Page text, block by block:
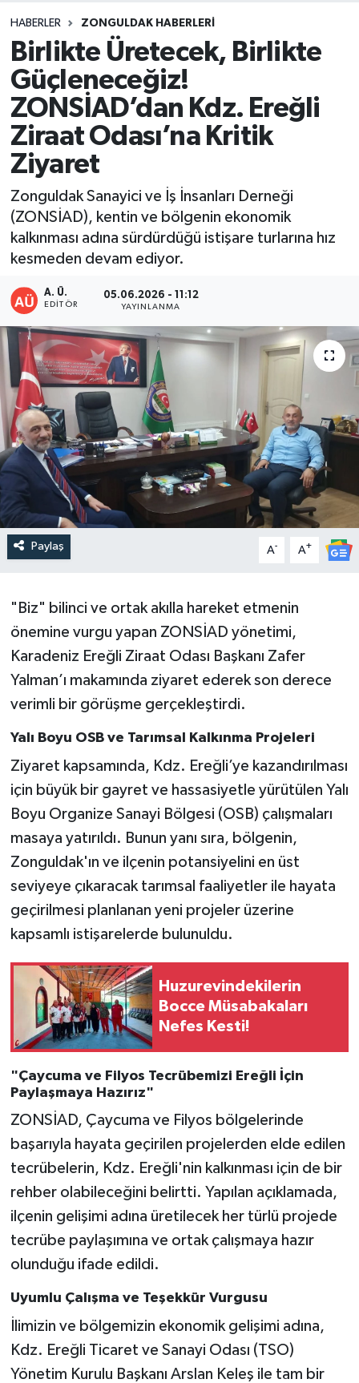
HABERLER ZONGULDAK HABERLERI
Birlikte Üretecek, Birlikte
Güçleneceğiz!
ZONSİAD’dan Kdz. Ereğli
Ziraat Odası’na Kritik
Ziyaret
Zonguldak Sanayici ve İş İnsanları Derneği
(ZONSİAD), kentin ve bölgenin ekonomik
kalkınması adına sürdürdüğü istişare turlarına hız
kesmeden devam ediyor.
A. Ü.
EDITÖR
05.06.2026 - 11:12
YAYINLANMA
Paylaş A- A+
"Biz" bilinci ve ortak akılla hareket etmenin
önemine vurgu yapan ZONSİAD yönetimi,
Karadeniz Ereğli Ziraat Odası Başkanı Zafer
Yalman’ı makamında ziyaret ederek son derece
verimli bir görüşme gerçekleştirdi.
Yalı Boyu OSB ve Tarımsal Kalkınma Projeleri
Ziyaret kapsamında, Kdz. Ereğli’ye kazandırılması
için büyük bir gayret ve hassasiyetle yürütülen Yalı
Boyu Organize Sanayi Bölgesi (OSB) çalışmaları
masaya yatırıldı. Bunun yanı sıra, bölgenin,
Zonguldak'ın ve ilçenin potansiyelini en üst
seviyeye çıkaracak tarımsal faaliyetler ile hayata
geçirilmesi planlanan yeni projeler üzerine
kapsamlı istişarelerde bulunuldu.
Huzurevindekilerin
Bocce Müsabakaları
Nefes Kesti!
"Çaycuma ve Filyos Tecrübemizi Ereğli İçin
Paylaşmaya Hazırız"
ZONSİAD, Çaycuma ve Filyos bölgelerinde
başarıyla hayata geçirilen projelerden elde edilen
tecrübelerin, Kdz. Ereğli'nin kalkınması için de bir
rehber olabileceğini belirtti. Yapılan açıklamada,
ilçenin gelişimi adına üretilecek her türlü projede
tecrübe paylaşımına ve ortak çalışmaya hazır
olunduğu ifade edildi.
Uyumlu Çalışma ve Teşekkür Vurgusu
İlimizin ve bölgemizin ekonomik gelişimi adına,
Kdz. Ereğli Ticaret ve Sanayi Odası (TSO)
Yönetim Kurulu Başkanı Arslan Keleş ile tam bir
DEVREK
DÜZCE
EREĞLİ
KARABÜK
KASTAMONU